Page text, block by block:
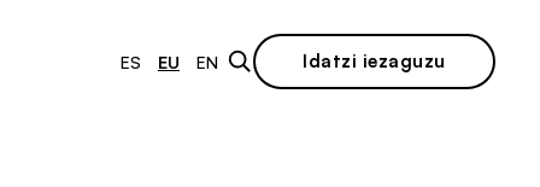
ES EU EN Idatzi iezaguzu